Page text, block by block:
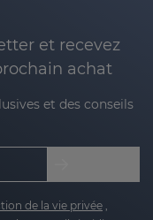
:des ingrédients
et la vitamine E
cellulaire
unifie le teint.
C et
et recevez
achat
et des conseils
de la vie privée ,